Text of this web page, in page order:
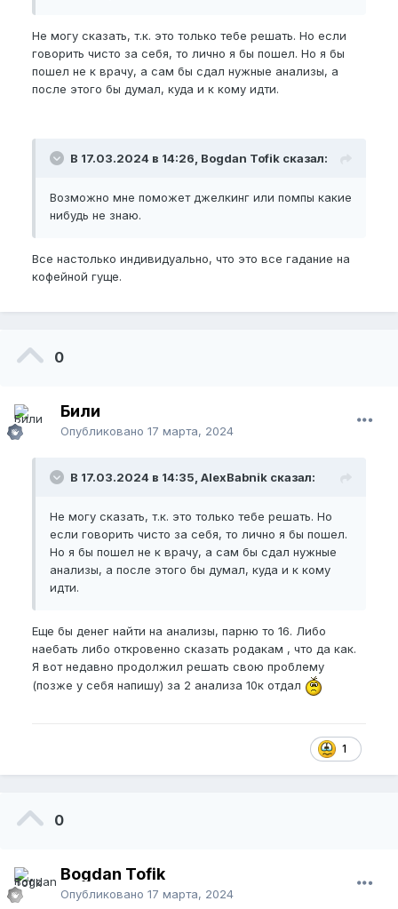
Не могу сказать, т.к. это только тебе решать. Но если
говорить чисто за себя, то лично я бы пошел. Но я бы
пошел не к врачу, а сам бы сдал нужные анализы, а
после этого бы думал, куда и к кому идти.
В 17.03.2024 в 14:26, Bogdan Tofik сказал:
Возможно мне поможет джелкинг или помпы какие
нибудь не знаю.
Все настолько индивидуально, что это все гадание на
кофейной гуще.
0
Били
Опубликовано 17 марта, 2024
В 17.03.2024 в 14:35, AlexBabnik сказал:
Не могу сказать, т.к. это только тебе решать. Но
если говорить чисто за себя, то лично я бы пошел.
Но я бы пошел не к врачу, а сам бы сдал нужные
анализы, а после этого бы думал, куда и к кому
идти.
Еще бы денег найти на анализы, парню то 16. Либо
наебать либо откровенно сказать родакам , что да как.
Я вот недавно продолжил решать свою проблему
(позже у себя напишу) за 2 анализа 10к отдал
1
0
Bogdan Tofik
Опубликовано 17 марта, 2024